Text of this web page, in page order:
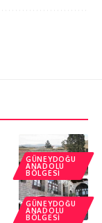
GÜNEYDOĞU
ANADOLU
BÖLGESI
GÜNEYDOĞU
ANADOLU
BÖLGESI